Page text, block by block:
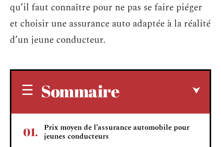
qu’il faut connaître pour ne pas se faire piéger
et choisir une assurance auto adaptée à la réalité
d’un jeune conducteur.
Sommaire
Prix moyen de l’assurance automobile pour
jeunes conducteurs